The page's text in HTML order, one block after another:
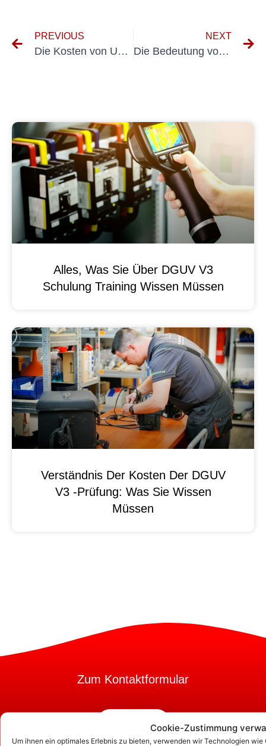
Cookie-Zustimmung
Um ihnen ein optimales Erlebnis zu bieten, verwenden wir Technologien
PREVIOUS
Die Kosten von UVV-Hebebühneninspektionen verstehen: Was Sie wissen müssen
NEXT
Die Bedeutung von UVV-Hebezeugen im Arbeitsschutz
Alles, Was Sie Über DGUV V3
Schulung Training Wissen Müssen
Verständnis Der Kosten Der DGUV
V3 -Prüfung: Was Sie Wissen
Müssen
Zum Kontaktformular